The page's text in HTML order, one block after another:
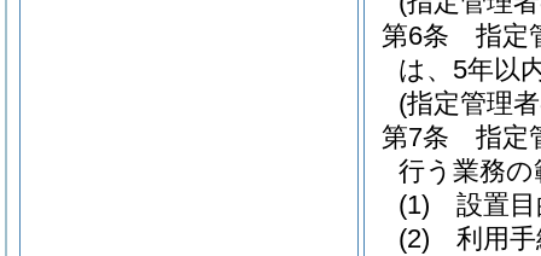
第6条
指定
は、5年以
(指定管理
第7条
指定
行う業務
(1)
設置
(2)
利用